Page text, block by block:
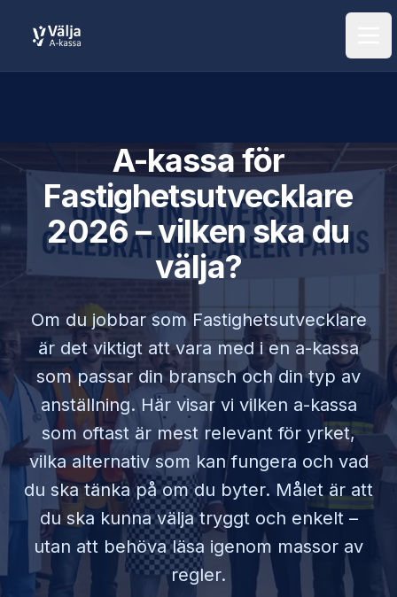
A-kassa för
Fastighetsutvecklare
2026 – vilken ska du
välja?
Om du jobbar som Fastighetsutvecklare
är det viktigt att vara med i en a-kassa
som passar din bransch och din typ av
anställning. Här visar vi vilken a-kassa
som oftast är mest relevant för yrket,
vilka alternativ som kan fungera och vad
du ska tänka på om du byter. Målet är att
du ska kunna välja tryggt och enkelt –
utan att behöva läsa igenom massor av
regler.